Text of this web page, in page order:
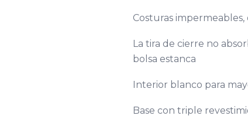
Costuras
La tira de cierre no
bolsa estanca
Interior blanco para
Base con triple